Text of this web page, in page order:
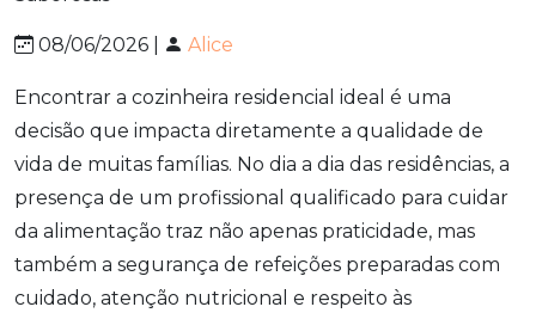
08/06/2026 | Alice
Encontrar a cozinheira residencial ideal é uma
decisão que impacta diretamente a qualidade de
vida de muitas famílias. No dia a dia das residências, a
presença de um profissional qualificado para cuidar
da alimentação traz não apenas praticidade, mas
também a segurança de refeições preparadas com
cuidado, atenção nutricional e respeito às